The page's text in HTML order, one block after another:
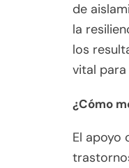
de
la
los
vital
¿Cómo
El apoyo